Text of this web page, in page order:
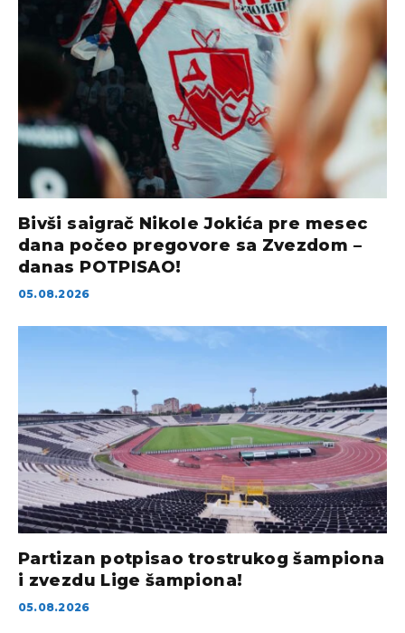
Bivši saigrač Nikole Jokića pre mesec
dana počeo pregovore sa Zvezdom –
danas POTPISAO!
05.08.2026
Partizan potpisao trostrukog šampiona
i zvezdu Lige šampiona!
05.08.2026